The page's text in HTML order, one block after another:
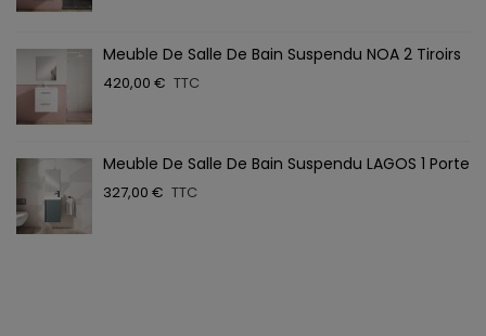
Meuble De Salle De Bain Suspendu NOA 2 Tiroirs
420,00 € TTC
Meuble De Salle De Bain Suspendu LAGOS 1 Porte
327,00 € TTC